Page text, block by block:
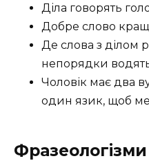
Діла говорять
Добре слово
Де слова з ділом
непорядки
Чоловік має два
один язик, щоб